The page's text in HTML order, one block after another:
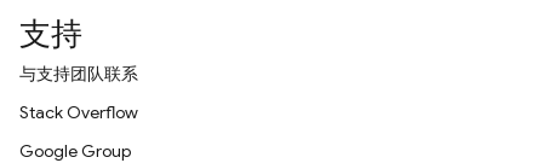
支持
与支持团队联系
Stack Overflow
Google Group